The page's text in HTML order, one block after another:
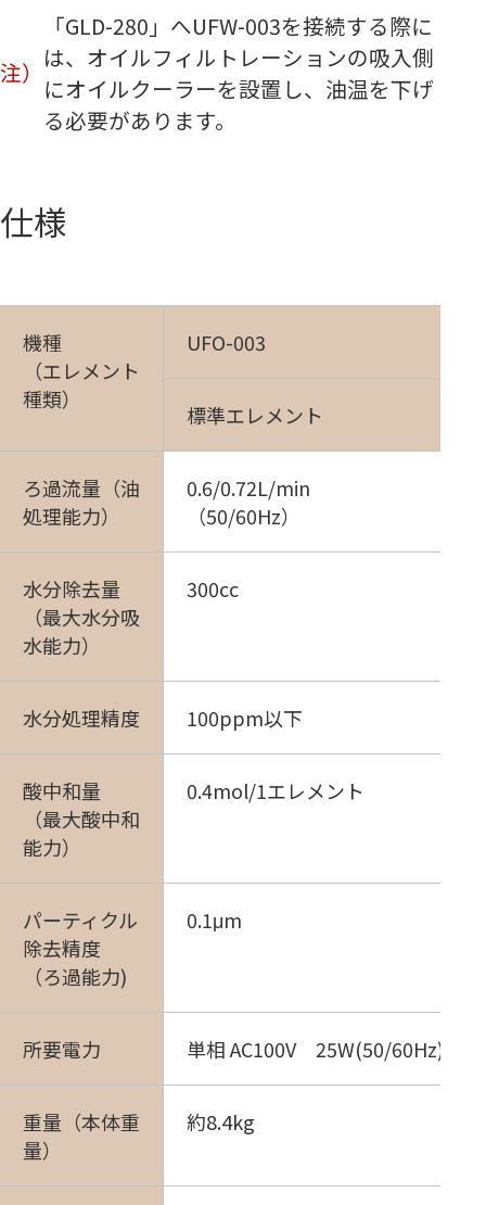
注）
「GLD-280」へUFW-003を接続する際に
は、オイルフィルトレーションの吸入側
にオイルクーラーを設置し、油温を下げ
る必要があります。
仕様
機種
（エレメント
種類）
UFO-003
標準エレメント
ろ過流量（油
処理能力）
0.6/0.72L/min
（50/60Hz）
水分除去量
（最大水分吸
水能力）
300cc
水分処理精度 100ppm以下
酸中和量
（最大酸中和
能力）
0.4mol/1エレメント
パーティクル
除去精度
（ろ過能力)
0.1μm
所要電力 単相 AC100V 25W(50/60Hz)
重量（本体重
量）
約8.4kg